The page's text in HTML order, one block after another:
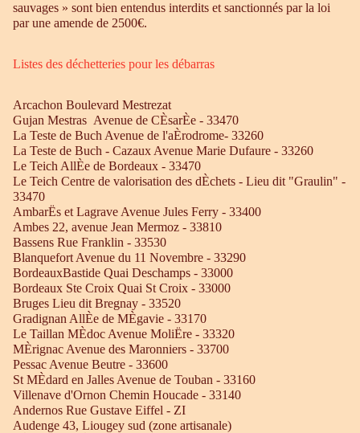
sauvages » sont bien entendus interdits et sanctionnés par la loi
par une amende de 2500€.
Listes des déchetteries pour les débarras
Arcachon Boulevard Mestrezat
Gujan Mestras Avenue de CÈsarÈe - 33470
La Teste de Buch Avenue de l'aÈrodrome- 33260
La Teste de Buch - Cazaux Avenue Marie Dufaure - 33260
Le Teich AllÈe de Bordeaux - 33470
Le Teich Centre de valorisation des dÈchets - Lieu dit "Graulin" -
33470
AmbarËs et Lagrave Avenue Jules Ferry - 33400
Ambes 22, avenue Jean Mermoz - 33810
Bassens Rue Franklin - 33530
Blanquefort Avenue du 11 Novembre - 33290
BordeauxBastide Quai Deschamps - 33000
Bordeaux Ste Croix Quai St Croix - 33000
Bruges Lieu dit Bregnay - 33520
Gradignan AllÈe de MÈgavie - 33170
Le Taillan MÈdoc Avenue MoliËre - 33320
MÈrignac Avenue des Maronniers - 33700
Pessac Avenue Beutre - 33600
St MÈdard en Jalles Avenue de Touban - 33160
Villenave d'Ornon Chemin Houcade - 33140
Andernos Rue Gustave Eiffel - ZI
Audenge 43, Liougey sud (zone artisanale)